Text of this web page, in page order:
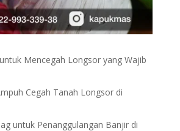
Mencegah Longsor yang Wajib
Cegah Tanah Longsor di
untuk Penanggulangan Banjir di